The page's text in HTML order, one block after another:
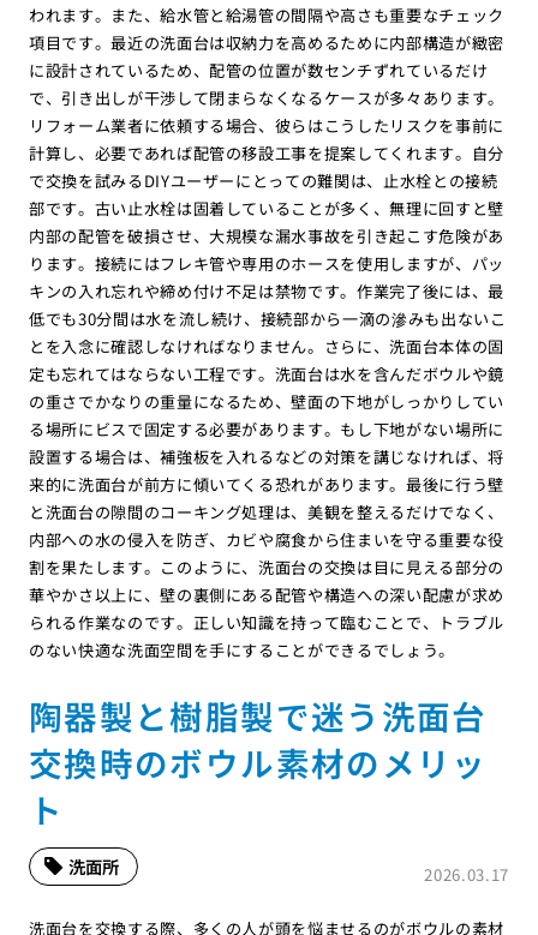
われます。また、給水管と給湯管の間隔や高さも重要なチェック
項目です。最近の洗面台は収納力を高めるために内部構造が緻密
に設計されているため、配管の位置が数センチずれているだけ
で、引き出しが干渉して閉まらなくなるケースが多々あります。
リフォーム業者に依頼する場合、彼らはこうしたリスクを事前に
計算し、必要であれば配管の移設工事を提案してくれます。自分
で交換を試みるDIYユーザーにとっての難関は、止水栓との接続
部です。古い止水栓は固着していることが多く、無理に回すと壁
内部の配管を破損させ、大規模な漏水事故を引き起こす危険があ
ります。接続にはフレキ管や専用のホースを使用しますが、パッ
キンの入れ忘れや締め付け不足は禁物です。作業完了後には、最
低でも30分間は水を流し続け、接続部から一滴の滲みも出ないこ
とを入念に確認しなければなりません。さらに、洗面台本体の固
定も忘れてはならない工程です。洗面台は水を含んだボウルや鏡
の重さでかなりの重量になるため、壁面の下地がしっかりしてい
る場所にビスで固定する必要があります。もし下地がない場所に
設置する場合は、補強板を入れるなどの対策を講じなければ、将
来的に洗面台が前方に傾いてくる恐れがあります。最後に行う壁
と洗面台の隙間のコーキング処理は、美観を整えるだけでなく、
内部への水の侵入を防ぎ、カビや腐食から住まいを守る重要な役
割を果たします。このように、洗面台の交換は目に見える部分の
華やかさ以上に、壁の裏側にある配管や構造への深い配慮が求め
られる作業なのです。正しい知識を持って臨むことで、トラブル
のない快適な洗面空間を手にすることができるでしょう。
陶器製と樹脂製で迷う洗面台
交換時のボウル素材のメリッ
ト
2026.03.17
洗面所
洗面台を交換する際、多くの人が頭を悩ませるのがボウルの素材